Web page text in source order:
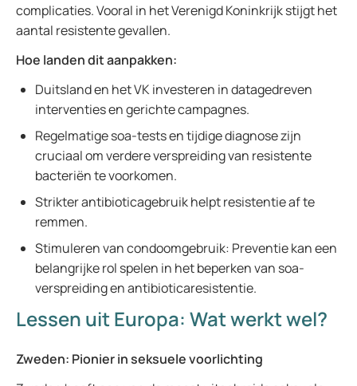
complicaties. Vooral in het Verenigd Koninkrijk stijgt het
aantal resistente gevallen.
Hoe landen dit aanpakken:
Duitsland en het VK investeren in datagedreven
interventies en gerichte campagnes.
Regelmatige soa-tests en tijdige diagnose zijn
cruciaal om verdere verspreiding van resistente
bacteriën te voorkomen.
Strikter antibioticagebruik helpt resistentie af te
remmen.
Stimuleren van condoomgebruik: Preventie kan een
belangrijke rol spelen in het beperken van soa-
verspreiding en antibioticaresistentie.
Lessen uit Europa: Wat werkt wel?
Zweden: Pionier in seksuele voorlichting